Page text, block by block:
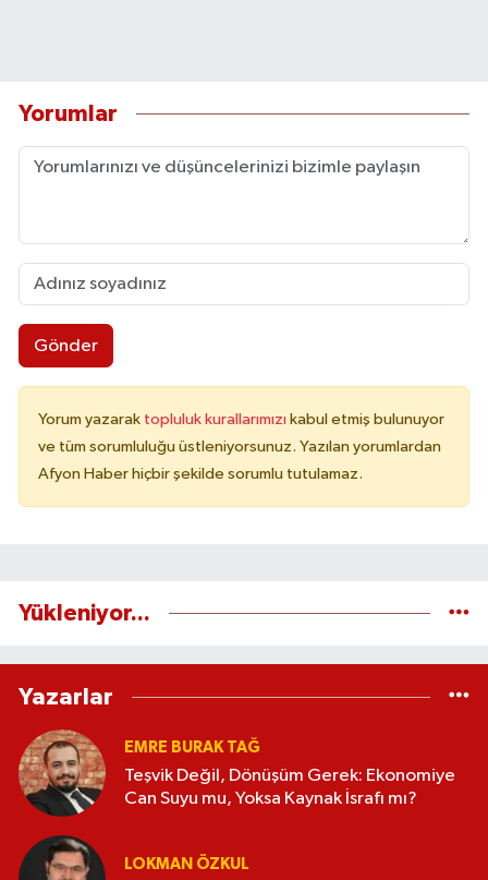
Yorumlar
Gönder
Yorum yazarak topluluk kurallarımızı kabul etmiş bulunuyor
ve tüm sorumluluğu üstleniyorsunuz. Yazılan yorumlardan
Afyon Haber hiçbir şekilde sorumlu tutulamaz.
Yükleniyor...
Yazarlar
EMRE BURAK TAĞ
Teşvik Değil, Dönüşüm Gerek: Ekonomiye
Can Suyu mu, Yoksa Kaynak İsrafı mı?
LOKMAN ÖZKUL